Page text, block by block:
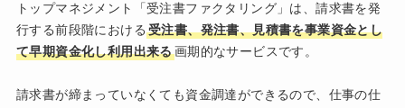
トップマネジメント「受注書ファクタリング」は、請求書を発
行する前段階における 受注書、発注書、見積書を事業資金とし
て早期資金化し利用出来る画期的なサービスです。
請求書が締まっていなくても資金調達ができるので、仕事の仕